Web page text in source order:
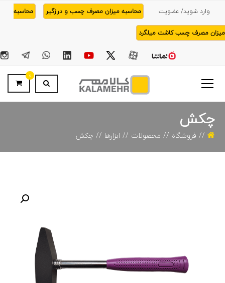
وارد شوید/ عضویت محاسبه میزان مصرف چسب و درزگیر محاسبه
میزان مصرف چسب کاشت میلگرد
0
چکش
فروشگاه محصولات ابزارها چکش